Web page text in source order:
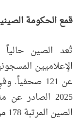
قمع الحكومة
تُعد الصين
الإعلاميين
عن 121
2025 الصادر
الصين المرتبة 178 من بين 180 دولة.